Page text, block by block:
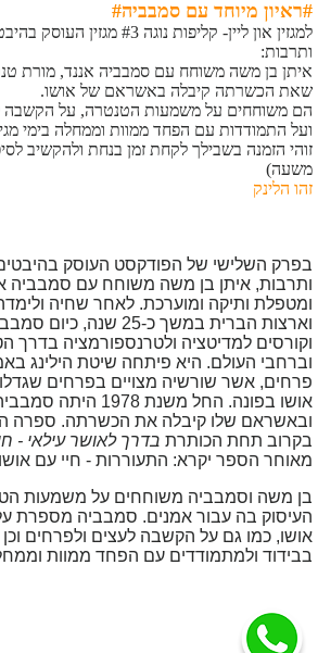
#ראיון מיוחד עם סמבביה#
למגזין און ליין- קליפות נוגה
ותרבות:
איתן בן משה משוחח עם סמבביה אננד, מורת
שאת הכשרתה קיבלה באשראם של אושו.
הם משוחחים על משמעות הטנטרה, על הקשבה
ועל התמודדות עם הפחד ממוות וממחלה בימי
זוהי הזמנה בשבילך לקחת זמן בנחת ולהקשיב
משעה)
זהו הלינק
בפרק השלישי של הפודקסט העוסק בהיבטים
ותרבות, איתן בן משה משוחח עם סמבביה
ומטפלת ותיקה ומוערכת. לאחר שחיה
וארצות הברית במשך כ-25
וקורסים למדיטציה ולטרנספורמציה בדרך
וברחבי העולם. היא פיתחה שיטת הילינג
פרחים, אשר שורשיה מצויים בפרחים
אושו בפונה. החל משנת
ובאשראם שלו קיבלה את הכשרתה. ספרה
בקרוב תחת הכותרת בדרך לאושר עילאי -
מאוחר הספר יקרא: התעוררות - חיי עם
בן משה וסמבביה משוחחים על משמעות
העיסוק בה עבור אמנים. סמבביה מספרת
אושו, כמו גם על הקשבה לעצים ולפרחים וכן
בבידוד ולמתמודדים עם הפחד ממוות